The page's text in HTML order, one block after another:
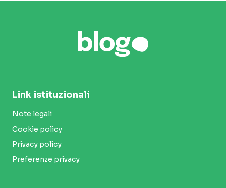
Link istituzionali
Note legali
Cookie policy
Privacy policy
Preferenze privacy